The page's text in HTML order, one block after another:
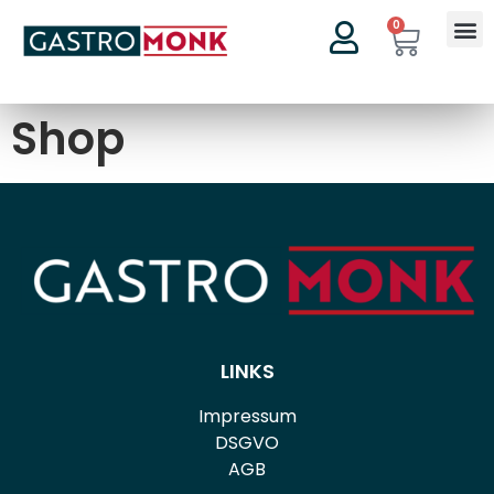
0
Shop
LINKS
Impressum
DSGVO
AGB